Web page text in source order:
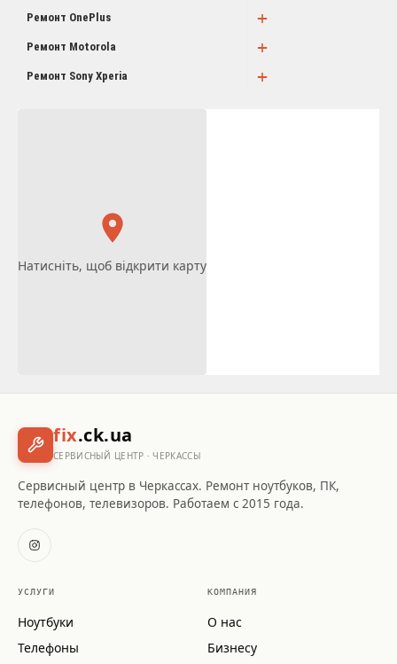
Ремонт OnePlus +
Ремонт Motorola +
Ремонт Sony Xperia +
Натисніть, щоб відкрити карту
fix.ck.ua
СЕРВИСНЫЙ ЦЕНТР · ЧЕРКАССЫ
Сервисный центр в Черкассах. Ремонт ноутбуков, ПК,
телефонов, телевизоров. Работаем с 2015 года.
УСЛУГИ
Ноутбуки
Телефоны
КОМПАНИЯ
О нас
Бизнесу